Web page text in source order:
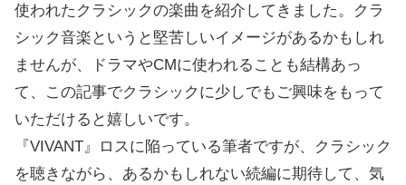
使われたクラシックの楽曲を紹介してきました。クラ
シック音楽というと堅苦しいイメージがあるかもしれ
ませんが、ドラマやCMに使われることも結構あっ
て、この記事でクラシックに少しでもご興味をもって
いただけると嬉しいです。
『VIVANT』ロスに陥っている筆者ですが、クラシック
を聴きながら、あるかもしれない続編に期待して、気